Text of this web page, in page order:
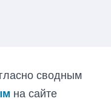
сводным
на сайте